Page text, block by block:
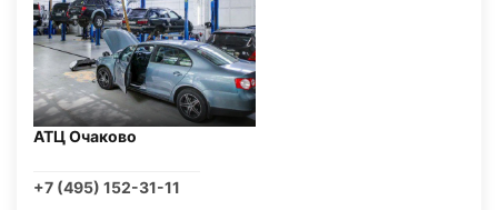
АТЦ Очаково
+7 (495) 152-31-11